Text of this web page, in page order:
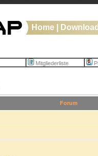
Home
Mitgliederliste
Forum